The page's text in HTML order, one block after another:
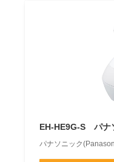
EH-HE9G-S パナ
パナソニック